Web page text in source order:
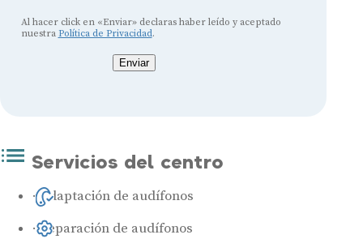
Al hacer click en «Enviar» declaras haber leído y aceptado
nuestra Política de Privacidad.
Enviar
Servicios del centro
Adaptación de audífonos
Reparación de audífonos